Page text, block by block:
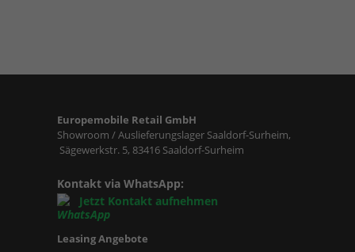
Europemobile Retail GmbH
Showroom / Auslieferungslager Saaldorf-Surheim,
Sägewerkstr. 5, 83416 Saaldorf-Surheim
Kontakt via WhatsApp:
Jetzt Kontakt aufnehmen
Leasing Angebote